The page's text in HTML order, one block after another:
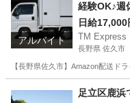
アルバイト
経験OK♪
日給17,000
TM Express
長野県 佐久市
【長野県佐久市】Amazon配送ド
ドライバー
足立区鹿